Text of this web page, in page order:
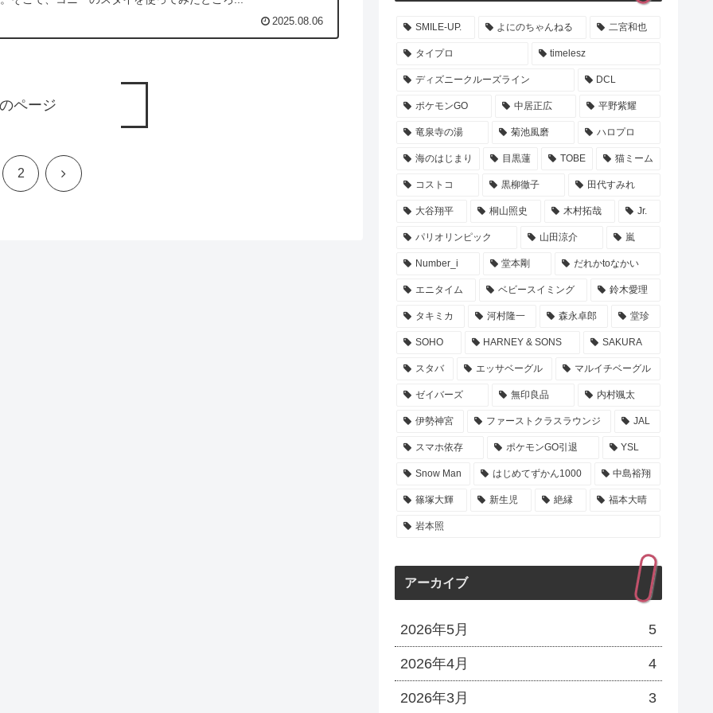
2025.08.06
ページ
2 次
SMILE-UP. よにのちゃんねる 二宮和也
タイプロ timelesz
ディズニークルーズライン DCL
ポケモンGO 中居正広 平野紫耀
竜泉寺の湯 菊池風磨 ハロプロ
海のはじまり 目黒蓮 TOBE 猫ミーム
コストコ 黒柳徹子 田代すみれ
大谷翔平 桐山照史 木村拓哉 Jr.
パリオリンピック 山田涼介 嵐
Number_i 堂本剛 だれかtoなかい
エニタイム ベビースイミング 鈴木愛理
タキミカ 河村隆一 森永卓郎 堂珍
SOHO HARNEY & SONS SAKURA
スタバ エッサベーグル マルイチベーグル
ゼイバーズ 無印良品 内村颯太
伊勢神宮 ファーストクラスラウンジ JAL
スマホ依存 ポケモンGO引退 YSL
Snow Man はじめてずかん1000 中島裕翔
篠塚大輝 新生児 絶縁 福本大晴
岩本照
アーカイブ
2026年5月 5
2026年4月 4
2026年3月 3